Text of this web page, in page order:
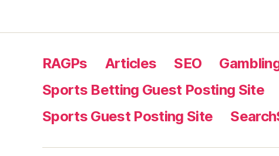
RAGPs Articles SEO
Sports Betting Guest Posting Site
Sports Guest Posting Site